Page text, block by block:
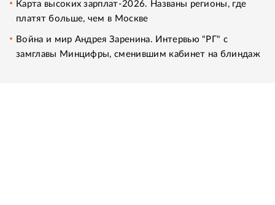
Карта высоких зарплат-2026. Названы регионы, где
платят больше, чем в Москве
Война и мир Андрея Заренина. Интервью "РГ" с
замглавы Минцифры, сменившим кабинет на блиндаж